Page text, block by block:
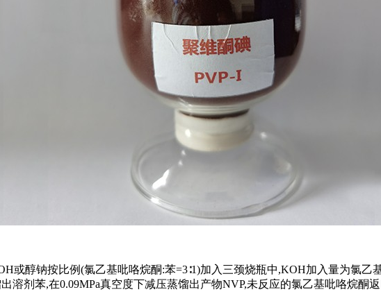
或醇钠按比例(氯乙基吡咯烷酮:苯=3∶1)加入三颈烧瓶中,KOH加入量为氯乙
溶剂苯,在0.09MPa真空度下减压蒸馏出产物NVP,未反应的氯乙基吡咯烷酮